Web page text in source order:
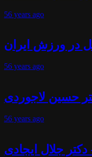
56 years ago
در ورزش ایران
56 years ago
حسین لاجوردی
56 years ago
دکتر جلال ایجادی